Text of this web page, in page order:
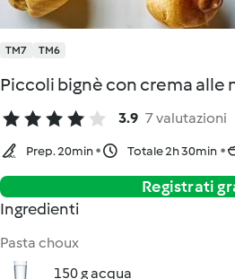
TM7 TM6
Piccoli bignè con crema alle
3.9 7 valutazioni
Prep. 20min Totale 2h 30min
Registrati
Ingredienti
Pasta choux
150 g acqua